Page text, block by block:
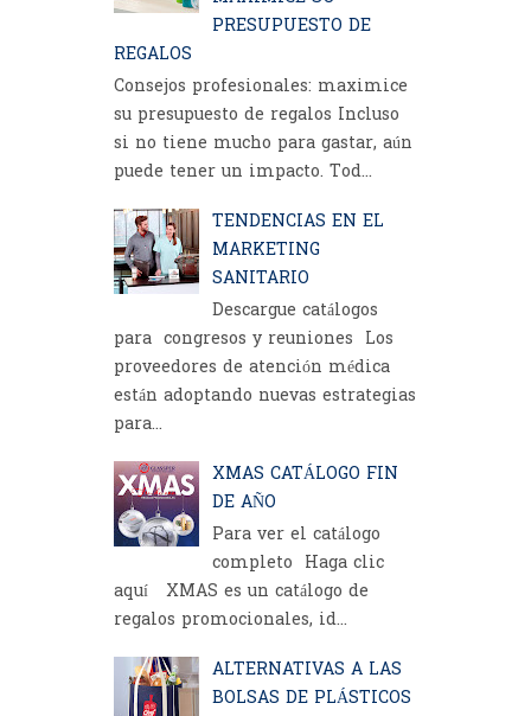
PRESUPUESTO DE
REGALOS
Consejos profesionales: maximice
su presupuesto de regalos Incluso
si no tiene mucho para gastar, aún
puede tener un impacto. Tod...
TENDENCIAS EN EL
MARKETING
SANITARIO
Descargue catálogos
para congresos y reuniones Los
proveedores de atención médica
están adoptando nuevas estrategias
para...
XMAS CATÁLOGO FIN
DE AÑO
Para ver el catálogo
completo Haga clic
aquí XMAS es un catálogo de
regalos promocionales, id...
ALTERNATIVAS A LAS
BOLSAS DE PLÁSTICOS